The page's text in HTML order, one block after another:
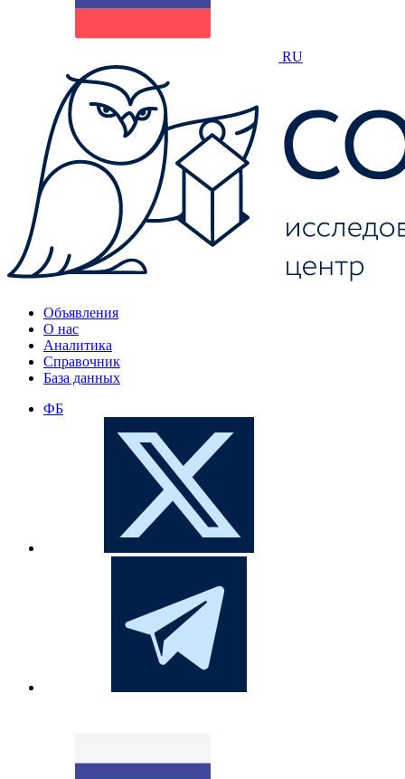
RU
Объявления
О нас
Аналитика
Справочник
База данных
ФБ